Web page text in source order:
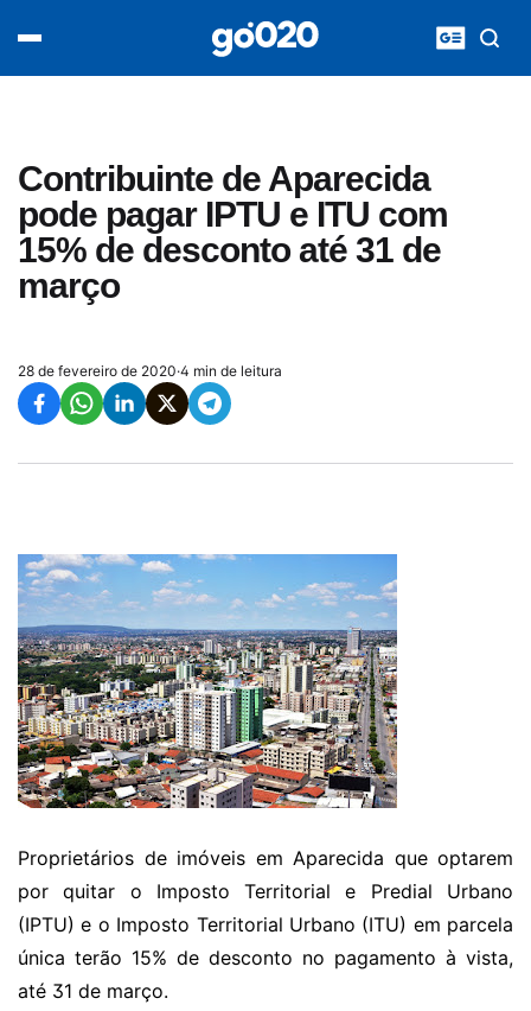
Contribuinte de Aparecida
pode pagar IPTU e ITU com
15% de desconto até 31 de
março
28 de fevereiro de 2020·4 min de leitura
Proprietários de imóveis em Aparecida que optarem
por quitar o Imposto Territorial e Predial Urbano
(IPTU) e o Imposto Territorial Urbano (ITU) em parcela
única terão 15% de desconto no pagamento à vista,
até 31 de março.
acontece agora
entretenimento
vídeos
pod020